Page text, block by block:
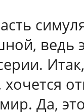
ведь
Да,